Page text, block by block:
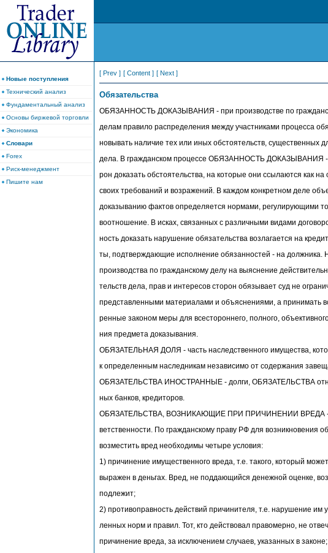
Новые поступления
Технический анализ
Фундаментальный анализ
Основы биржевой торговли
Экономика
Словари
Forex
Риск-менеджмент
Пишите нам
[ Prev ] [ Content ] [ Next ]
Обязательства
ОБЯЗАННОСТЬ ДОКАЗЫВАНИЯ - при производстве по
делам правило распределения между участниками процесса
новывать наличие тех или иных обстоятельств, существенных
дела. В гражданском процессе ОБЯЗАННОСТЬ ДОКАЗЫВАНИЯ -
рон доказать обстоятельства, на которые они ссылаются как на
своих требований и возражений. В каждом конкретном деле
доказыванию фактов определяется нормами, регулирующими
воотношение. В исках, связанных с различными видами
ность доказать нарушение обязательства возлагается на
ты, подтверждающие исполнение обязанностей - на должника.
производства по гражданскому делу на выяснение
тельств дела, прав и интересов сторон обязывает суд не
представленными материалами и объяснениями, а принимать
ренные законом меры для всестороннего, полного,
ния предмета доказывания.
ОБЯЗАТЕЛЬНАЯ ДОЛЯ - часть наследственного имущества,
к определенным наследникам независимо от содержания
ОБЯЗАТЕЛЬСТВА ИНОСТРАННЫЕ - долги, ОБЯЗАТЕЛЬСТВА
ных банков, кредиторов.
ОБЯЗАТЕЛЬСТВА, ВОЗНИКАЮЩИЕ ПРИ ПРИЧИНЕНИИ ВРЕДА -
ветственности. По гражданскому праву РФ для возникновения
возместить вред необходимы четыре условия:
1) причинение имущественного вреда, т.е. такого, который
выражен в деньгах. Вред, не поддающийся денежной оценке,
подлежит;
2) противоправность действий причинителя, т.е. нарушение им
ленных норм и правил. Тот, кто действовал правомерно, не
причинение вреда, за исключением случаев, указанных в законе;